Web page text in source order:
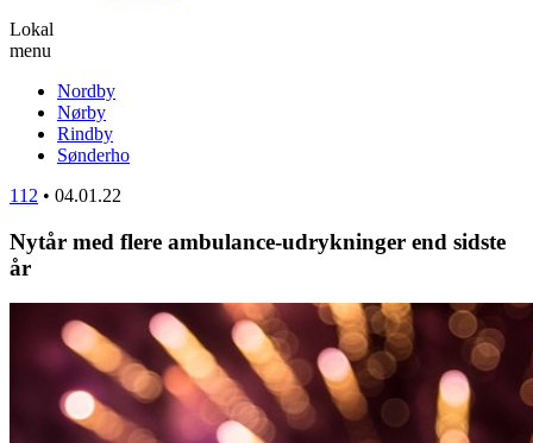
Lokal
menu
Nordby
Nørby
Rindby
Sønderho
112 • 04.01.22
Nytår med flere ambulance-udrykninger end sidste
år